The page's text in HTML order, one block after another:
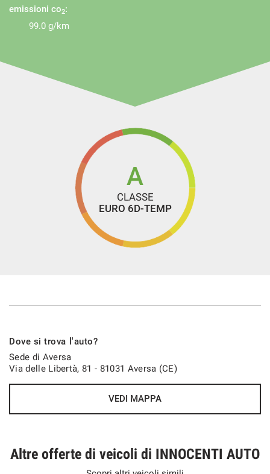
emissioni co2:
99.0 g/km
A
CLASSE
EURO 6D-TEMP
Dove si trova l'auto?
Sede di Aversa
Via delle Libertà, 81 - 81031 Aversa (CE)
VEDI MAPPA
Altre offerte di veicoli di INNOCENTI AUTO